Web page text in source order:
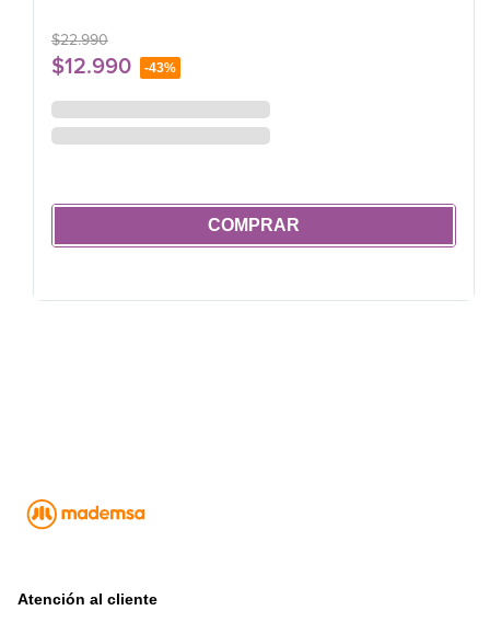
$22.990
$12.990 -43%
COMPRAR
Atención al cliente